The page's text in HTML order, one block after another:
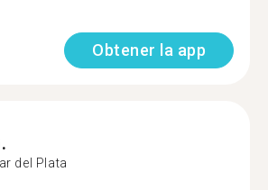
Obtener la app
del Plata